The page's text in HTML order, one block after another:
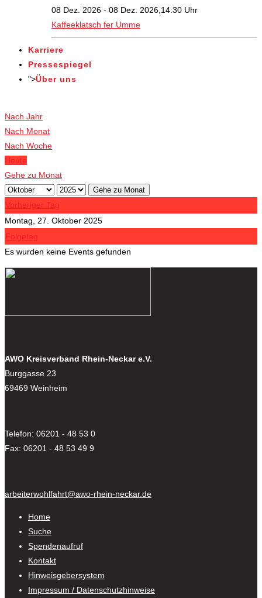
08 Dez. 2026 - 08 Dez. 2026,14:30 Uhr
Kaffeeklatsch fer Umme
Karriere
Pressespiegel
">Über uns
Nach Jahr
Nach Monat
Nach Woche
Heute
Gehe zu Monat
Gehe zu Monat
Vorheriger Tag
Montag, 27. Oktober 2025
Folgetag
Es wurden keine Events gefunden
AWO Kreisverband Rhein-Neckar e.V.
Burggasse 23
69469 Weinheim
Telefon: 06201 - 48 53 0
Fax: 06201 - 48 53 49 9
arbeiterwohlfahrt@awo-rhein-neckar.de
Home
Suche
Spendenaufruf
Kontakt
Hinweisgebersystem
Impressum / Datenschutzhinweise